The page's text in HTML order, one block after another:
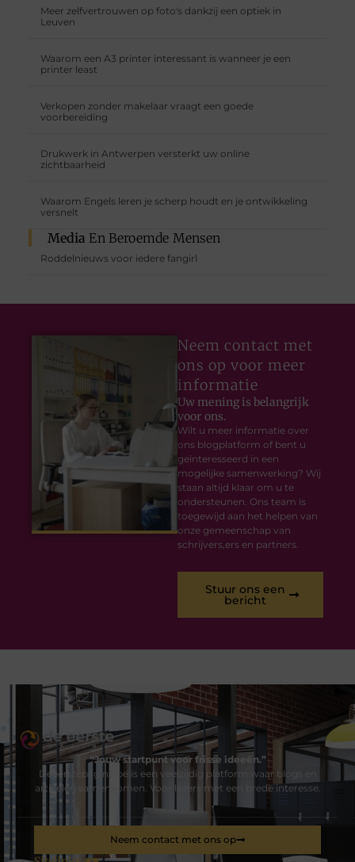
Meer zelfvertrouwen op foto's dankzij een optiek in
Leuven
Waarom een A3 printer interessant is wanneer je een
printer least
Verkopen zonder makelaar vraagt een goede
voorbereiding
Drukwerk in Antwerpen versterkt uw online
zichtbaarheid
Waarom Engels leren je scherp houdt en je ontwikkeling
versnelt
Media En Beroemde Mensen
Roddelnieuws voor iedere fangirl
Neem contact met
ons op voor meer
informatie
Uw mening is belangrijk
voor ons.
Wilt u meer informatie over
ons blogplatform of bent u
geïnteresseerd in een
mogelijke samenwerking? Wij
staan altijd klaar om u te
ondersteunen. Ons team is
toegewijd aan het helpen van
onze gemeenschap van
schrijvers,ers en partners.
Stuur ons een
bericht
“Jouw startpunt voor frisse ideeën.”
Deeerstepagina.be is een veelzijdig platform waar blogs en
artikelen samenkomen. Voor lezers met een brede interesse.
Neem contact met ons op